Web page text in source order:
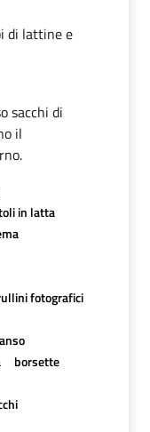
di lattine e
sacchi di
il
in latta
fotografici
borsette